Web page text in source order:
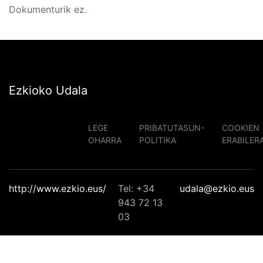
Dokumenturik ez.
Ezkioko Udala
LEGE
OHARRA
PRIBATUTASUN-
POLITIKA
COOKIEN
http://www.ezkio.eus/
Tel: +34
943 72 13
03
udala@ezkio.eus